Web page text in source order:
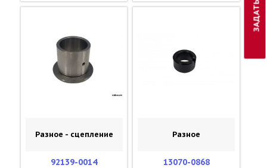
Разное - сцепление
92139-0014
Разное
13070-0868